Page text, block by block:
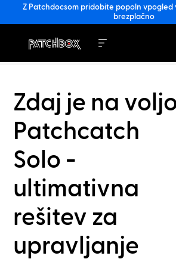
Z Patchdocsom pridobite popoln vpogled
brezplačno
Zdaj je na
Patchcatch
Solo -
ultimativna
rešitev za
upravljanje